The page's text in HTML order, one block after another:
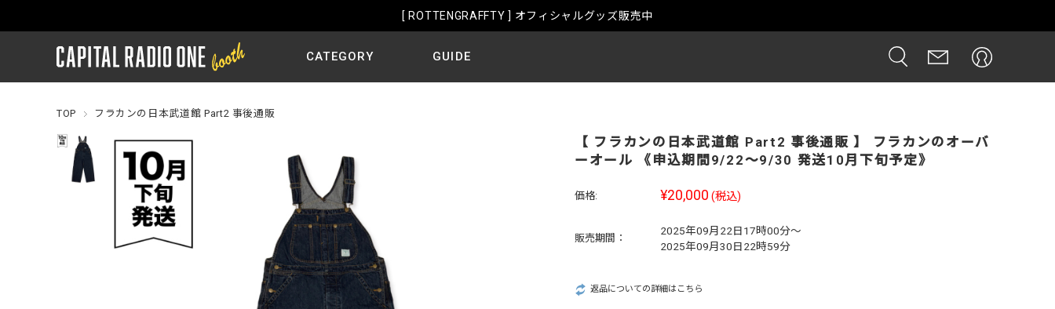
[ ROTTENGRAFFTY ] オフィシャルグッズ販売中
CATEGORY GUIDE
TOP フラカンの日本武道館 Part2 事後通販
【 フラカンの日本武道館 Part2 事後通販 】 フラカンのオーバ
ーオール 《申込期間9/22～9/30 発送10月下旬予定》
価格: ¥20,000 (税込)
販売期間：
2025年09月22日17時00分～
2025年09月30日22時59分
返品についての詳細はこちら